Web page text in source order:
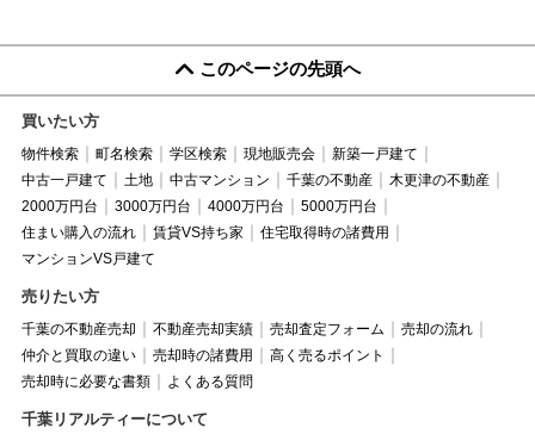
このページの先頭へ
買いたい方
物件検索 町名検索 学区検索 現地販売会
新築一戸建て
中古一戸建て
土地 中古マンション 千葉の不動産
木更津の不動産
2000万円台
3000万円台 4000万円台
5000万円台
住まい購入の流れ
賃貸VS持ち家
住宅取得時の諸費用
マンションVS戸建て
売りたい方
千葉の不動産売却 不動産売却実績 売却査定フォーム
売却の流れ
仲介と買取の違い
売却時の諸費用
高く売るポイント
売却時に必要な書類
よくある質問
千葉リアルティーについて